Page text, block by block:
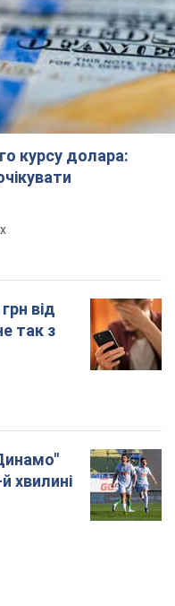
курсу долара:
від
так з
хвилині